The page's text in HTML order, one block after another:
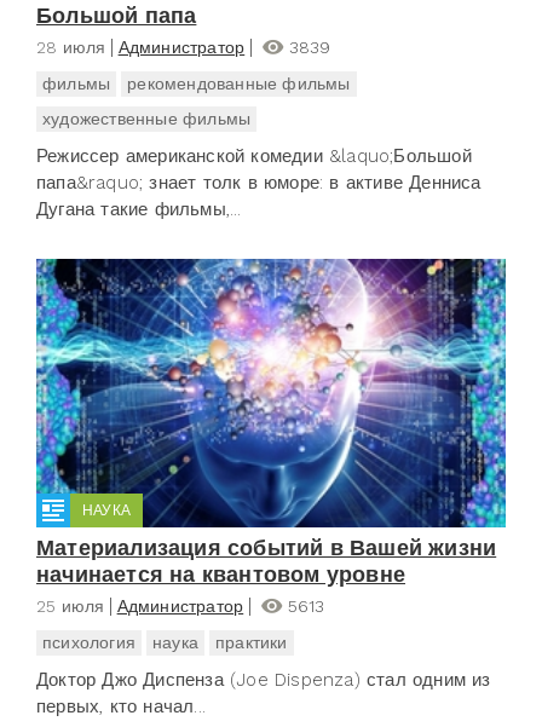
Большой папа
28 июля Администратор
3839
фильмы
рекомендованные фильмы
художественные фильмы
Режиссер американской комедии &laquo;Большой
папа&raquo; знает толк в юморе: в активе Денниса
Дугана такие фильмы,...
НАУКА
Материализация событий в Вашей жизни
начинается на квантовом уровне
25 июля Администратор
5613
психология
наука практики
Доктор Джо Диспенза (Joe Dispenza) стал одним из
первых, кто начал...